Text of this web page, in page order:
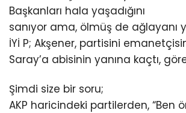
Başkanları hala yaşadığını
sanıyor ama, ölmüş de ağlayanı
İYİ P; Akşener, partisini
Saray’a abisinin yanına kaçtı,
Şimdi size bir soru;
AKP haricindeki partilerden, “Ben